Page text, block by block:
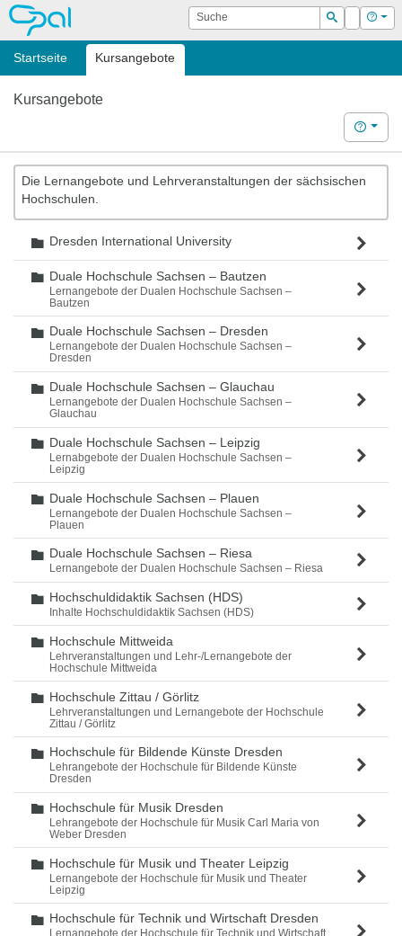
OPAL Suche
Suchen
Login Hilfe
Startseite Kursangebote
Kursangebote
Hilfe
Die Lernangebote und Lehrveranstaltungen der sächsischen
Hochschulen.
Ordner
Dresden International University
Ordner
Duale Hochschule Sachsen – Bautzen
Lernangebote der Dualen Hochschule Sachsen –
Bautzen
Ordner
Duale Hochschule Sachsen – Dresden
Lernangebote der Dualen Hochschule Sachsen –
Dresden
Ordner
Duale Hochschule Sachsen – Glauchau
Lernangebote der Dualen Hochschule Sachsen –
Glauchau
Ordner
Duale Hochschule Sachsen – Leipzig
Lernabgebote der Dualen Hochschule Sachsen –
Leipzig
Ordner
Duale Hochschule Sachsen – Plauen
Lernangebote der Dualen Hochschule Sachsen –
Plauen
Ordner
Duale Hochschule Sachsen – Riesa
Lernangebote der Dualen Hochschule Sachsen – Riesa
Ordner
Hochschuldidaktik Sachsen (HDS)
Inhalte Hochschuldidaktik Sachsen (HDS)
Ordner
Hochschule Mittweida
Lehrveranstaltungen und Lehr-/Lernangebote der
Hochschule Mittweida
Ordner
Hochschule Zittau / Görlitz
Lehrveranstaltungen und Lernangebote der Hochschule
Zittau / Görlitz
Ordner
Hochschule für Bildende Künste Dresden
Lehrangebote der Hochschule für Bildende Künste
Dresden
Ordner
Hochschule für Musik Dresden
Lehrangebote der Hochschule für Musik Carl Maria von
Weber Dresden
Ordner
Hochschule für Musik und Theater Leipzig
Lernangebote der Hochschule für Musik und Theater
Leipzig
Ordner
Hochschule für Technik und Wirtschaft Dresden
Lernangebote der Hochschule für Technik und Wirtschaft